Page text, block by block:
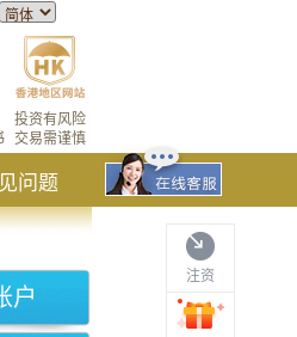
投资有风险
交易需谨慎
问题
注资
户